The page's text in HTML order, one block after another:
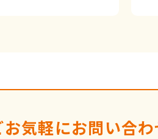
お気軽にお問い合